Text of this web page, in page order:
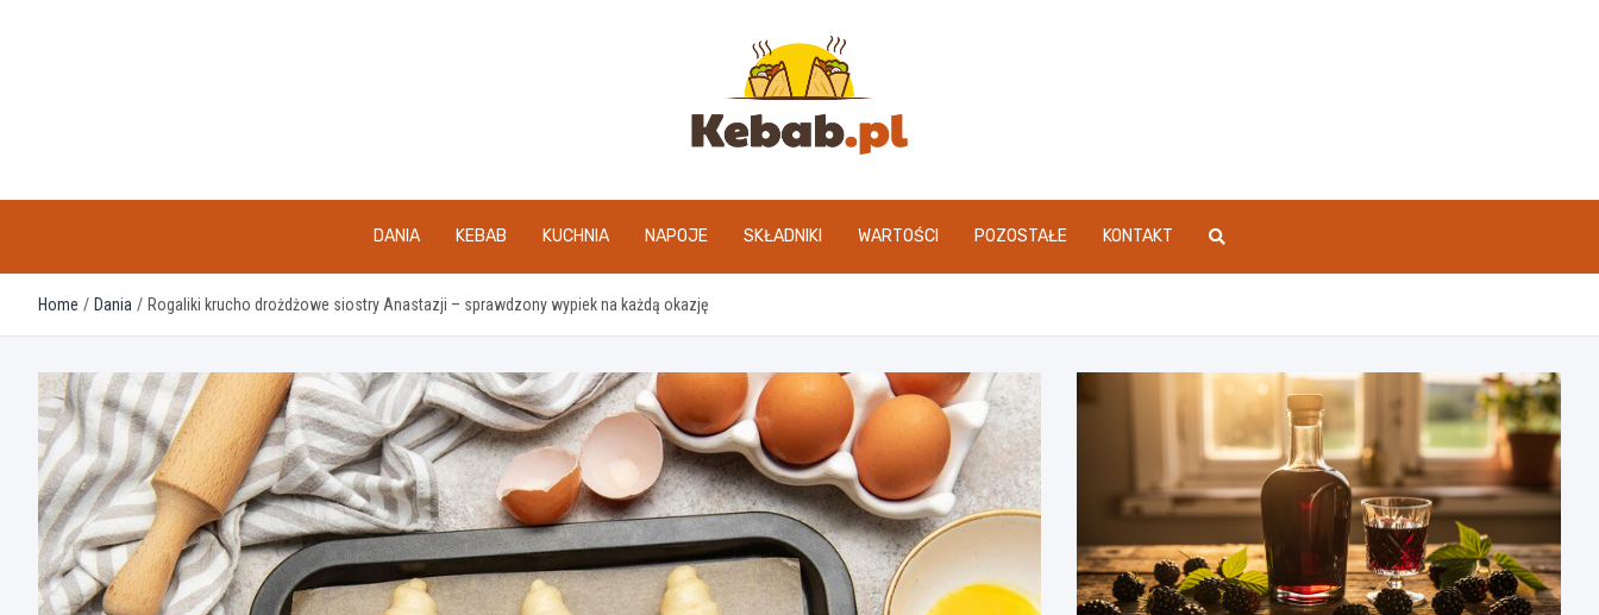
DANIA KEBAB KUCHNIA NAPOJE SKŁADNIKI WARTOŚCI POZOSTAŁE KONTAKT
Home Dania Rogaliki krucho drożdżowe siostry Anastazji – sprawdzony wypiek na każdą okazję